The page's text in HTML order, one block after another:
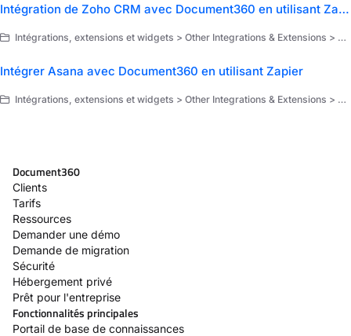
Intégration de Zoho CRM avec Document360 en utilisant Zapier
Intégrations, extensions et widgets > Other Integrations & Extensions > Extensions > Zapier > Use cases of Zapier
Intégrer Asana avec Document360 en utilisant Zapier
Intégrations, extensions et widgets > Other Integrations & Extensions > Extensions > Zapier > Use cases of Zapier
Document360
Clients
Tarifs
Ressources
Demander une démo
Demande de migration
Sécurité
Hébergement privé
Prêt pour l'entreprise
Fonctionnalités principales
Portail de base de connaissances